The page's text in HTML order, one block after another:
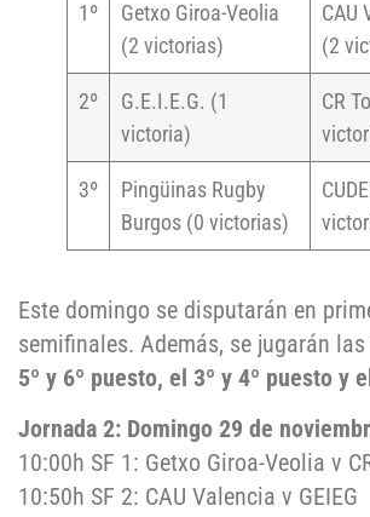
1º
Getxo Giroa-Veolia
(2 victorias)
CAU
(2
2º
G.E.I.E.G. (1
victoria)
CR
3º
Pingüinas Rugby
Burgos (0 victorias)
Este domingo se disputarán en
semifinales. Además, se jugarán las
5º y 6º puesto, el 3º y 4º puesto y
Jornada 2: Domingo 29 de
10:00h SF 1: Getxo Giroa-Veolia v
10:50h SF 2: CAU Valencia v GEIEG